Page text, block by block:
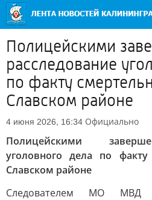
Полицейскими
расследование
по факту
Славском районе
4 июня 2026, 16:34 Официально
Полицейскими
уголовного дела по
Славском районе
Следователем МО МВД